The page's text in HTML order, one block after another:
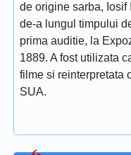
de origine sarba,
de-a lungul timpului
prima auditie, la
1889. A fost utilizata
filme si reinterpretata
SUA.